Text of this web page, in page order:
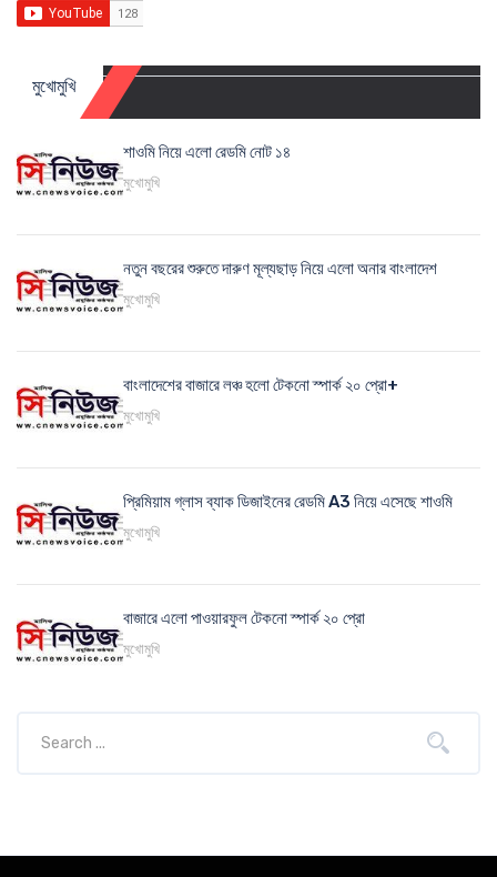
মুখোমুখি
শাওমি নিয়ে এলো রেডমি নোট ১৪
মুখোমুখি
নতুন বছরের শুরুতে দারুণ মূল্যছাড় নিয়ে এলো অনার বাংলাদেশ
মুখোমুখি
বাংলাদেশের বাজারে লঞ্চ হলো টেকনো স্পার্ক ২০ প্রো+
মুখোমুখি
প্রিমিয়াম গ্লাস ব্যাক ডিজাইনের রেডমি A3 নিয়ে এসেছে শাওমি
মুখোমুখি
বাজারে এলো পাওয়ারফুল টেকনো স্পার্ক ২০ প্রো
মুখোমুখি